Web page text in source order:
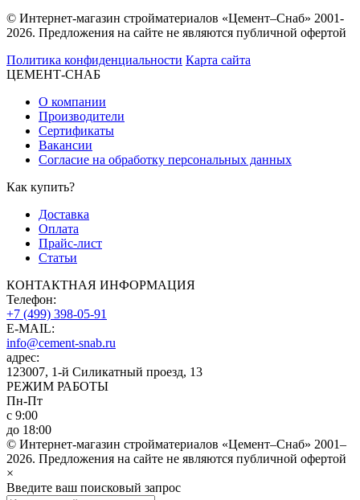
© Интернет-магазин стройматериалов «Цемент–Снаб» 2001-
2026. Предложения на сайте не являются публичной офертой
Политика конфиденциальности Карта сайта
ЦЕМЕНТ-СНАБ
О компании
Производители
Сертификаты
Вакансии
Согласие на обработку персональных данных
Как купить?
Доставка
Оплата
Прайс-лист
Статьи
КОНТАКТНАЯ ИНФОРМАЦИЯ
Телефон:
+7 (499) 398-05-91
E-MAIL:
info@cement-snab.ru
адрес:
123007, 1-й Силикатный проезд, 13
РЕЖИМ РАБОТЫ
Пн-Пт
с 9:00
до 18:00
© Интернет-магазин стройматериалов «Цемент–Снаб» 2001–
2026. Предложения на сайте не являются публичной офертой
×
Введите ваш поисковый запрос